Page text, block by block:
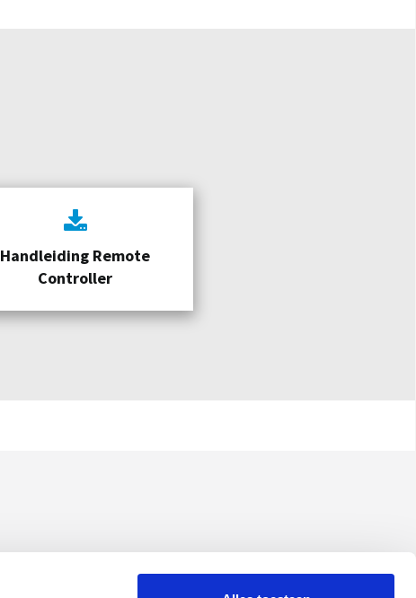
Handleiding Remote
Controller